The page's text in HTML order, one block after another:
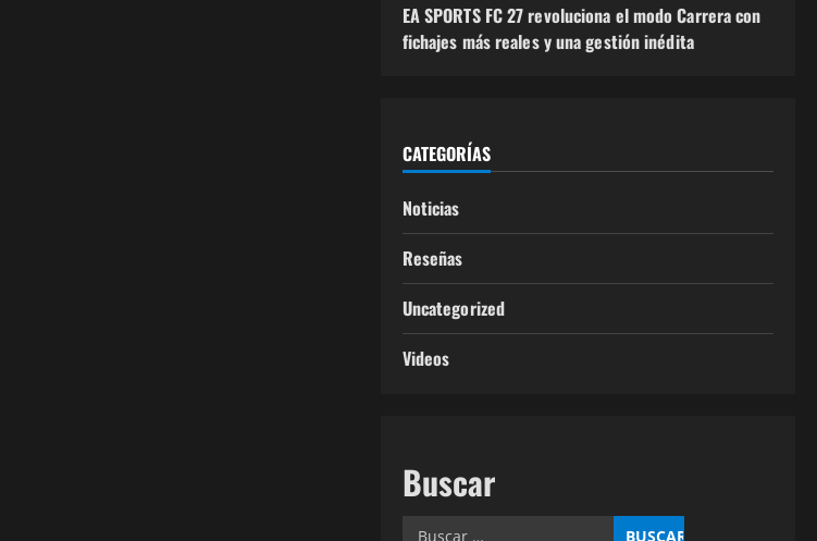
EA SPORTS FC 27 revoluciona el modo Carrera con
fichajes más reales y una gestión inédita
CATEGORÍAS
Noticias
Reseñas
Uncategorized
Videos
Buscar
Buscar: